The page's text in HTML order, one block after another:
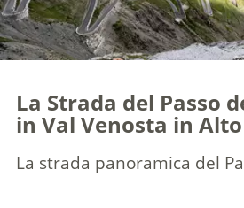
La Strada del Passo
in Val Venosta in
La strada panoramica del